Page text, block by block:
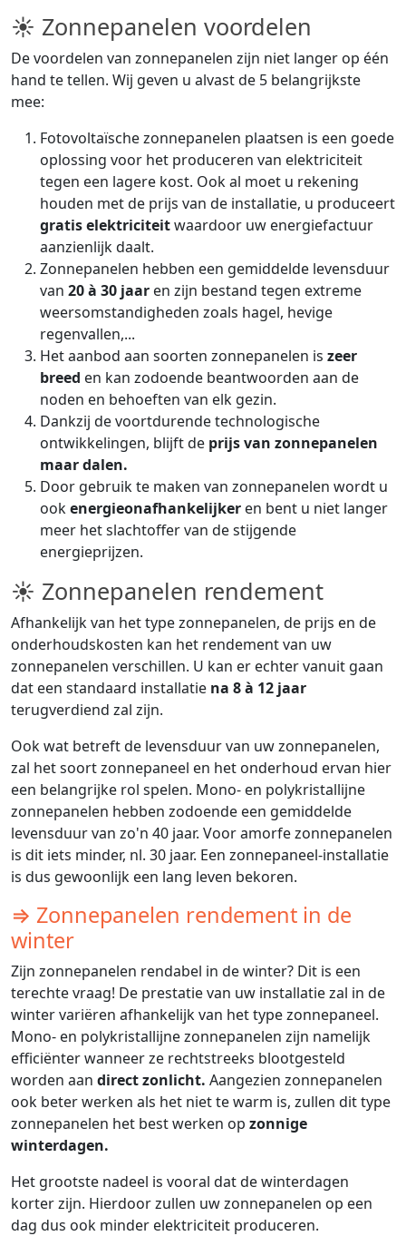
☀ Zonnepanelen voordelen
De voordelen van zonnepanelen zijn niet langer op één
hand te tellen. Wij geven u alvast de 5 belangrijkste
mee:
Fotovoltaïsche zonnepanelen plaatsen is een goede
oplossing voor het produceren van elektriciteit
tegen een lagere kost. Ook al moet u rekening
houden met de prijs van de installatie, u produceert
gratis elektriciteitwaardoor uw energiefactuur
aanzienlijk daalt.
Zonnepanelen hebben een gemiddelde levensduur
van 20 à 30 jaar en zijn bestand tegen extreme
weersomstandigheden zoals hagel, hevige
regenvallen,...
Het aanbod aan soorten zonnepanelen is zeer
breed en kan zodoende beantwoorden aan de
noden en behoeften van elk gezin.
Dankzij de voortdurende technologische
ontwikkelingen, blijft de prijs van zonnepanelen
maar dalen.
Door gebruik te maken van zonnepanelen wordt u
ookenergieonafhankelijker en bent u niet langer
meer het slachtoffer van de stijgende
energieprijzen.
☀ Zonnepanelen rendement
Afhankelijk van het type zonnepanelen, de prijs en de
onderhoudskosten kan het rendement van uw
zonnepanelen verschillen. U kan er echter vanuit gaan
dat een standaard installatie na 8 à 12 jaar
terugverdiend zal zijn.
Ook wat betreft de levensduur van uw zonnepanelen,
zal het soort zonnepaneel en het onderhoud ervan hier
een belangrijke rol spelen. Mono- en polykristallijne
zonnepanelen hebben zodoende een gemiddelde
levensduur van zo'n 40 jaar. Voor amorfe zonnepanelen
is dit iets minder, nl. 30 jaar. Een zonnepaneel-installatie
is dus gewoonlijk een lang leven bekoren.
⇒ Zonnepanelen rendement in de
winter
Zijn zonnepanelen rendabel in de winter? Dit is een
terechte vraag! De prestatie van uw installatie zal in de
winter variëren afhankelijk van het type zonnepaneel.
Mono- en polykristallijne zonnepanelen zijn namelijk
efficiënter wanneer ze rechtstreeks blootgesteld
worden aan direct zonlicht. Aangezien zonnepanelen
ook beter werken als het niet te warm is, zullen dit type
zonnepanelen het best werken op zonnige
winterdagen.
Het grootste nadeel is vooral dat de winterdagen
korter zijn. Hierdoor zullen uw zonnepanelen op een
dag dus ook minder elektriciteit produceren.